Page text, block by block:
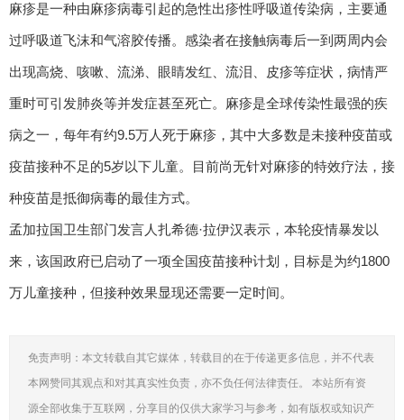
麻疹是一种由麻疹病毒引起的急性出疹性呼吸道传染病，主要通
过呼吸道飞沫和气溶胶传播。感染者在接触病毒后一到两周内会
出现高烧、咳嗽、流涕、眼睛发红、流泪、皮疹等症状，病情严
重时可引发肺炎等并发症甚至死亡。麻疹是全球传染性最强的疾
病之一，每年有约9.5万人死于麻疹，其中大多数是未接种疫苗或
疫苗接种不足的5岁以下儿童。目前尚无针对麻疹的特效疗法，接
种疫苗是抵御病毒的最佳方式。
孟加拉国卫生部门发言人扎希德·拉伊汉表示，本轮疫情暴发以
来，该国政府已启动了一项全国疫苗接种计划，目标是为约1800
万儿童接种，但接种效果显现还需要一定时间。
免责声明：本文转载自其它媒体，转载目的在于传递更多信息，并不代表
本网赞同其观点和对其真实性负责，亦不负任何法律责任。 本站所有资
源全部收集于互联网，分享目的仅供大家学习与参考，如有版权或知识产